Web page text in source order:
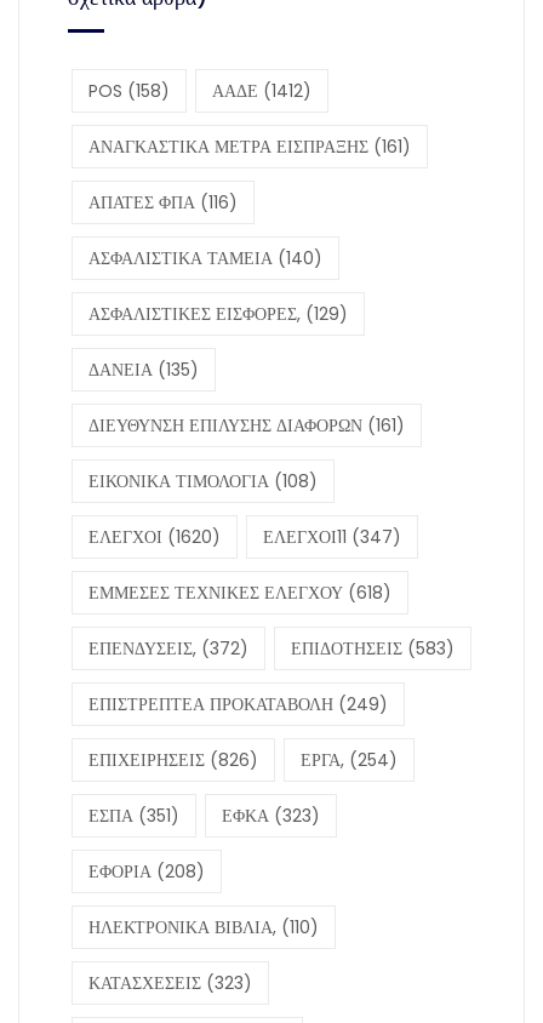
POS (158) ΑΑΔΕ (1412)
ΑΝΑΓΚΑΣΤΙΚΑ ΜΕΤΡΑ ΕΙΣΠΡΑΞΗΣ (161)
ΑΠΑΤΕΣ ΦΠΑ (116)
ΑΣΦΑΛΙΣΤΙΚΑ ΤΑΜΕΙΑ (140)
ΑΣΦΑΛΙΣΤΙΚΕΣ ΕΙΣΦΟΡΕΣ, (129)
ΔΑΝΕΙΑ (135)
ΔΙΕΥΘΥΝΣΗ ΕΠΙΛΥΣΗΣ ΔΙΑΦΟΡΩΝ (161)
ΕΙΚΟΝΙΚΑ ΤΙΜΟΛΟΓΙΑ (108)
ΕΛΕΓΧΟΙ (1620) ΕΛΕΓΧΟΙ11 (347)
ΕΜΜΕΣΕΣ ΤΕΧΝΙΚΕΣ ΕΛΕΓΧΟΥ (618)
ΕΠΕΝΔΥΣΕΙΣ, (372) ΕΠΙΔΟΤΗΣΕΙΣ (583)
ΕΠΙΣΤΡΕΠΤΕΑ ΠΡΟΚΑΤΑΒΟΛΗ (249)
ΕΠΙΧΕΙΡΗΣΕΙΣ (826) ΕΡΓΑ, (254)
ΕΣΠΑ (351) ΕΦΚΑ (323)
ΕΦΟΡΙΑ (208)
ΗΛΕΚΤΡΟΝΙΚΑ ΒΙΒΛΙΑ, (110)
ΚΑΤΑΣΧΕΣΕΙΣ (323)